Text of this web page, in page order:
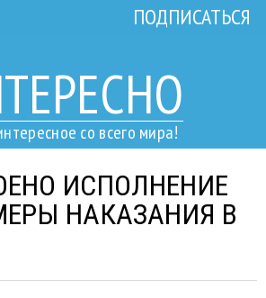
со всего мира!
ПОДПИСАТЬСЯ
ИСПОЛНЕНИЕ
НАКАЗАНИЯ В